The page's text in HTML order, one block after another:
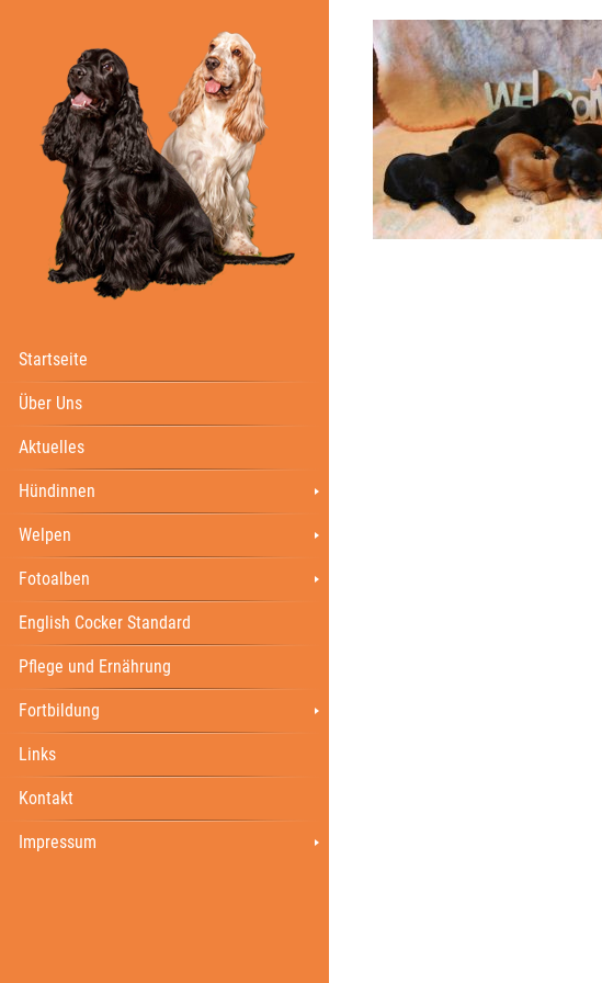
Startseite
Über Uns
Aktuelles
Hündinnen
Welpen
Fotoalben
English Cocker Standard
Pflege und Ernährung
Fortbildung
Links
Kontakt
Impressum